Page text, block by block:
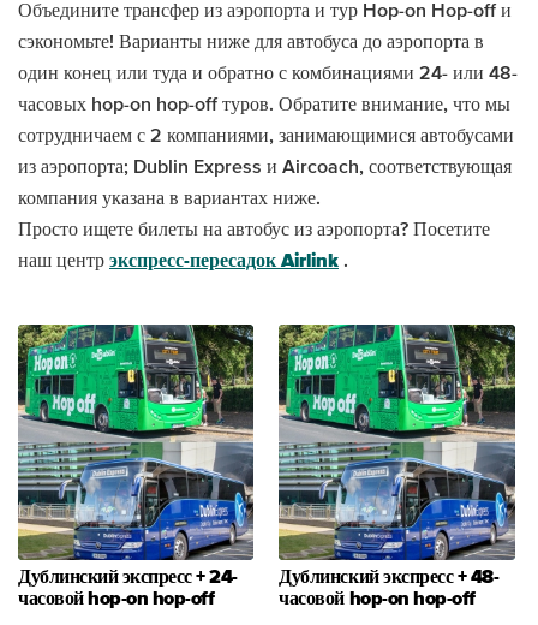
Объедините трансфер из аэропорта и тур Hop-on Hop-off и
сэкономьте! Варианты ниже для автобуса до аэропорта в
один конец или туда и обратно с комбинациями 24- или 48-
часовых hop-on hop-off туров. Обратите внимание, что мы
сотрудничаем с 2 компаниями, занимающимися автобусами
из аэропорта; Dublin Express и Aircoach, соответствующая
компания указана в вариантах ниже.
Просто ищете билеты на автобус из аэропорта? Посетите
наш центр экспресс-пересадок Airlink .
Дублинский экспресс + 24-
часовой hop-on hop-off
Дублинский экспресс + 48-
часовой hop-on hop-off